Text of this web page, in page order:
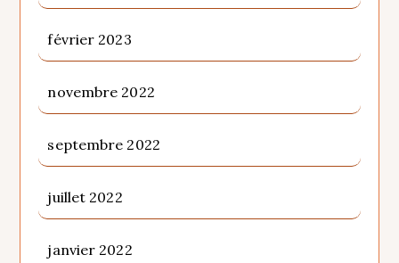
février 2023
novembre 2022
septembre 2022
juillet 2022
janvier 2022